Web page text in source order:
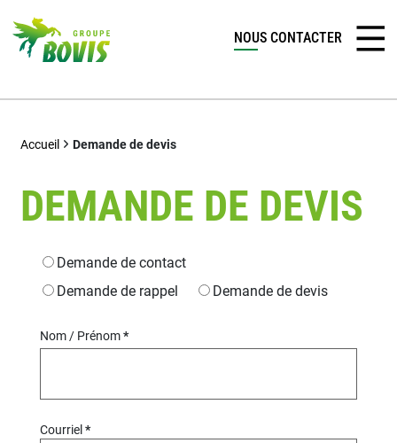
NOUS CONTACTER
Accueil Demande de devis
DEMANDE DE DEVIS
Type de demande
Demande de contact
Demande de rappel
Demande de devis
Nom / Prénom
Courriel